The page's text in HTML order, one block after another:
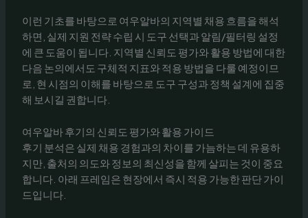
이런 기초를 바탕으로 여우알바의 지역별 채용 흐름을 해석
하면, 실제 지원 전략 수립 시 도구 선택과 알림/필터링 설정
에 큰 도움이 됩니다. 지역별 신뢰도 평가와 활용 방법에 대한
다음 논의에서도 구체적 지표와 적용 방법을 다룰 예정이므
로, 현 시점의 이해를 바탕으로 도구 구성과 정책 설계에 집중
해 보시길 권합니다.
여우알바 후기의 신뢰도 평가와 활용 가이드
후기 분석은 실제 채용 경험과의 차이를 가늠하는 데 유용하
지만, 출처의 의도와 정보의 최신성을 함께 살피는 것이 중요
합니다. 아래 프레임은 현장에서 즉시 적용 가능한 판단 가이
드입니다.